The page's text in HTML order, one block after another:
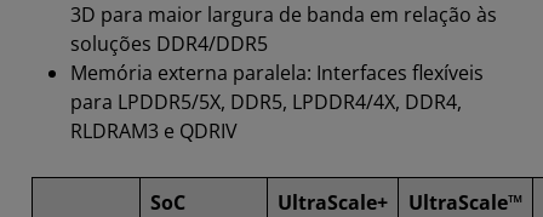
3D para maior largura de banda em relação às
soluções DDR4/DDR5
Memória externa paralela: Interfaces flexíveis
para LPDDR5/5X, DDR5, LPDDR4/4X, DDR4,
RLDRAM3 e QDRIV
SoC
UltraScale+ UltraScale™